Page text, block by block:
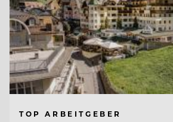
TOP ARBEITGEBER